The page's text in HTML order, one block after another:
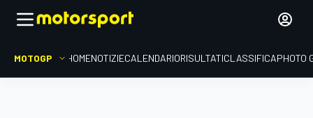
MOTOGP HOMENOTIZIECALENDARIORISULTATICLASSIFICAPHOTO